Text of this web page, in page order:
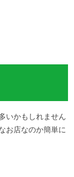
いかもしれません
お店なのか簡単に